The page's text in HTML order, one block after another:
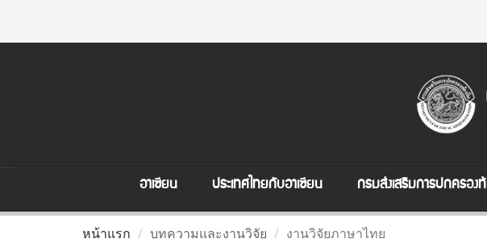
อาเซียน ประเทศไทยกับอาเซียน กรมส่งเสริมการปกครอง
หน้าแรก บทความและงานวิจัย งานวิจัยภาษาไทย